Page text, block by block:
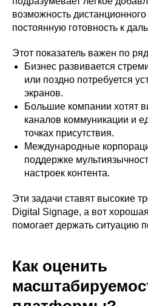
возможность
постоянную готовность к
Этот показатель важен по
Бизнес развивается
или поздно потребуется
экранов.
Большие компании хотят
каналов коммуникации и
точках присутствия.
Международные
поддержке
настроек контента.
Эти задачи ставят высокие
Digital Signage, а вот
помогает держать ситуацию
Как оценить